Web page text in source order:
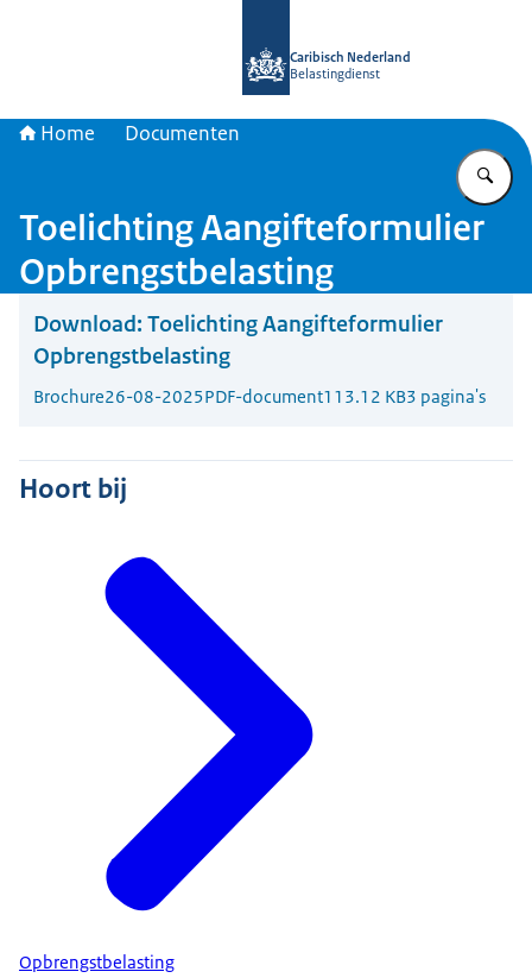
Caribisch Nederland
Belastingdienst
Home Documenten
Toelichting Aangifteformulier
Opbrengstbelasting
Download: Toelichting Aangifteformulier
Opbrengstbelasting
Brochure26-08-2025PDF-document113.12 KB3 pagina's
Hoort bij
Opbrengstbelasting